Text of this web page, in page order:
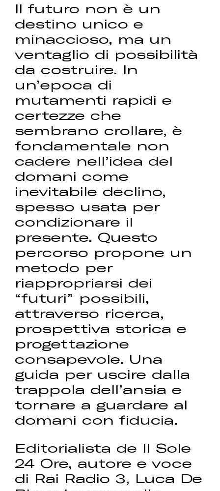
Il futuro non è un
destino unico e
minaccioso, ma un
ventaglio di possibilità
da costruire. In
un’epoca di
mutamenti rapidi e
certezze che
sembrano crollare, è
fondamentale non
cadere nell’idea del
domani come
inevitabile declino,
spesso usata per
condizionare il
presente. Questo
percorso propone un
metodo per
riappropriarsi dei
“futuri” possibili,
attraverso ricerca,
prospettiva storica e
progettazione
consapevole. Una
guida per uscire dalla
trappola dell’ansia e
tornare a guardare al
domani con fiducia.
Editorialista de Il Sole
24 Ore, autore e voce
di Rai Radio 3, Luca De